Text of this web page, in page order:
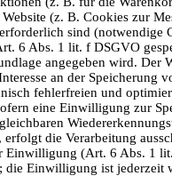
(z. B. Cookies zur
sind (notwendige
6 Abs. 1 lit. f DSGVO
angegeben wird. Der
an der Speicherung
fehlerfreien und
eine Einwilligung zur
erfolgt die Verarbeitung
Einwilligung (Art. 6 Abs. 1
die Einwilligung ist jederzeit